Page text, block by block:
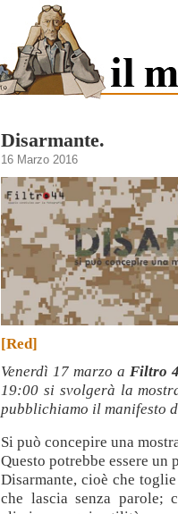
Disarmante.
16 Marzo 2016
[Red]
Venerdì 17 marzo a Filtro
19:00 si svolgerà la
pubblichiamo il manifesto
Si può concepire una
Questo potrebbe essere un
Disarmante, cioè che
che lascia senza parole;